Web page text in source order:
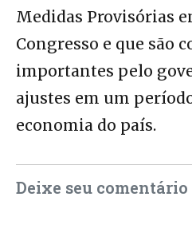
Medidas Provisórias
Congresso e que são
importantes pelo
ajustes em um
economia do país.
Deixe seu comentário